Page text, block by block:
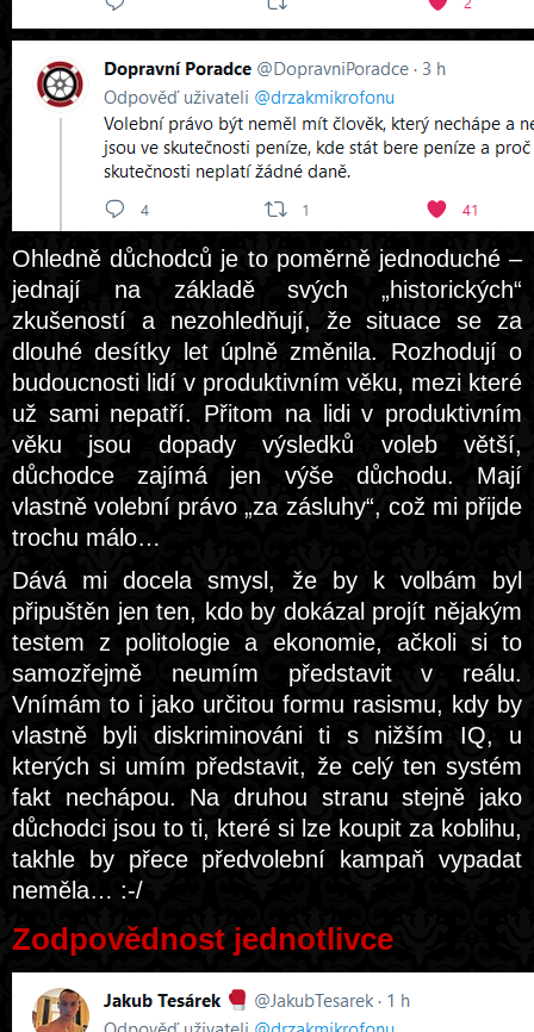
Ohledně důchodců je to poměrně jednoduché –
jednají na základě svých „historických“
zkušeností a nezohledňují, že situace se za
dlouhé desítky let úplně změnila. Rozhodují o
budoucnosti lidí v produktivním věku, mezi které
už sami nepatří. Přitom na lidi v produktivním
věku jsou dopady výsledků voleb větší,
důchodce zajímá jen výše důchodu. Mají
vlastně volební právo „za zásluhy“, což mi přijde
trochu málo…
Dává mi docela smysl, že by k volbám byl
připuštěn jen ten, kdo by dokázal projít nějakým
testem z politologie a ekonomie, ačkoli si to
samozřejmě neumím představit v reálu.
Vnímám to i jako určitou formu rasismu, kdy by
vlastně byli diskriminováni ti s nižším IQ, u
kterých si umím představit, že celý ten systém
fakt nechápou. Na druhou stranu stejně jako
důchodci jsou to ti, které si lze koupit za koblihu,
takhle by přece předvolební kampaň vypadat
neměla… :-/
Zodpovědnost jednotlivce